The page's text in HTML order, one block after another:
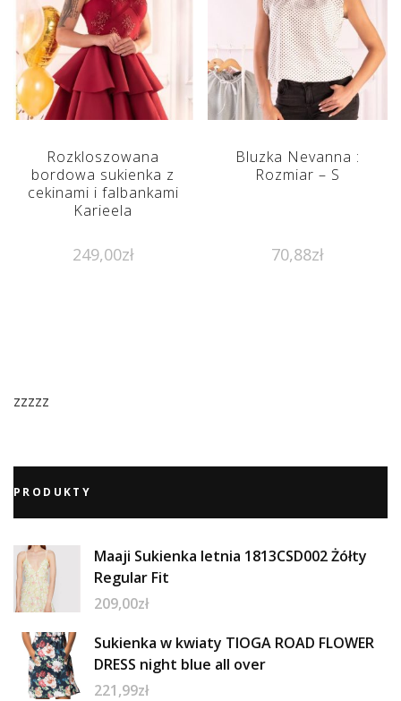
Rozkloszowana
bordowa sukienka z
cekinami i falbankami
Karieela
249,00zł
Bluzka Nevanna :
Rozmiar – S
70,88zł
zzzzz
PRODUKTY
Maaji Sukienka letnia 1813CSD002 Żółty
Regular Fit
209,00zł
Sukienka w kwiaty TIOGA ROAD FLOWER
DRESS night blue all over
221,99zł